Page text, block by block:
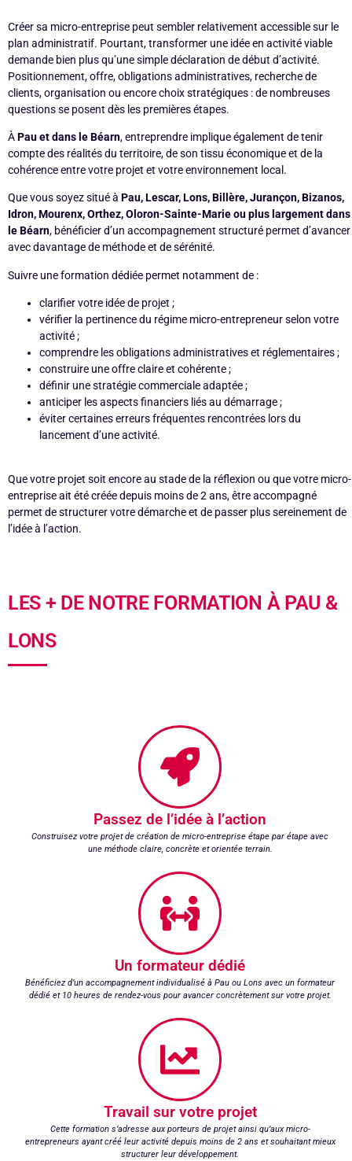
Créer sa micro-entreprise peut sembler relativement accessible sur le
plan administratif. Pourtant, transformer une idée en activité viable
demande bien plus qu’une simple déclaration de début d’activité.
Positionnement, offre, obligations administratives, recherche de
clients, organisation ou encore choix stratégiques : de nombreuses
questions se posent dès les premières étapes.
ÀPau et dans le Béarn, entreprendre implique également de tenir
compte des réalités du territoire, de son tissu économique et de la
cohérence entre votre projet et votre environnement local.
Que vous soyez situé à Pau, Lescar, Lons, Billère, Jurançon, Bizanos,
Idron, Mourenx, Orthez, Oloron-Sainte-Marie ou plus largement dans
le Béarn, bénéficier d’un accompagnement structuré permet d’avancer
avec davantage de méthode et de sérénité.
Suivre une formation dédiée permet notamment de :
clarifier votre idée de projet ;
vérifier la pertinence du régime micro-entrepreneur selon votre
activité ;
comprendre les obligations administratives et réglementaires ;
construire une offre claire et cohérente ;
définir une stratégie commerciale adaptée ;
anticiper les aspects financiers liés au démarrage ;
éviter certaines erreurs fréquentes rencontrées lors du
lancement d’une activité.
Que votre projet soit encore au stade de la réflexion ou que votre micro-
entreprise ait été créée depuis moins de 2 ans, être accompagné
permet de structurer votre démarche et de passer plus sereinement de
l’idée à l’action.
LES + DE NOTRE FORMATION À PAU &
LONS
Passez de l’idée à l’action
Construisez votre projet de création de micro-entreprise étape par étape avec
une méthode claire, concrète et orientée terrain.
Un formateur dédié
Bénéficiez d’un accompagnement individualisé à Pau ou Lons avec un formateur
dédié et 10 heures de rendez-vous pour avancer concrètement sur votre projet.
Travail sur votre projet
Cette formation s’adresse aux porteurs de projet ainsi qu’aux micro-
entrepreneurs ayant créé leur activité depuis moins de 2 ans et souhaitant mieux
structurer leur développement.